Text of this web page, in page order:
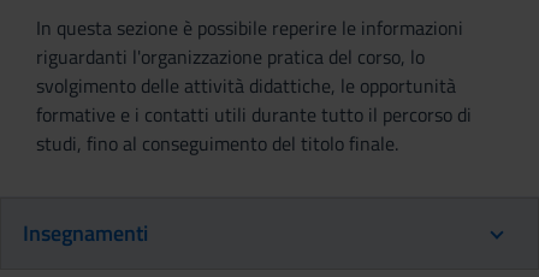
In questa sezione è possibile reperire le informazioni
riguardanti l'organizzazione pratica del corso, lo
svolgimento delle attività didattiche, le opportunità
formative e i contatti utili durante tutto il percorso di
studi, fino al conseguimento del titolo finale.
Insegnamenti